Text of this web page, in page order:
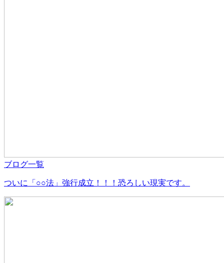
ブログ一覧
ついに「○○法」強行成立！！！恐ろしい現実です。